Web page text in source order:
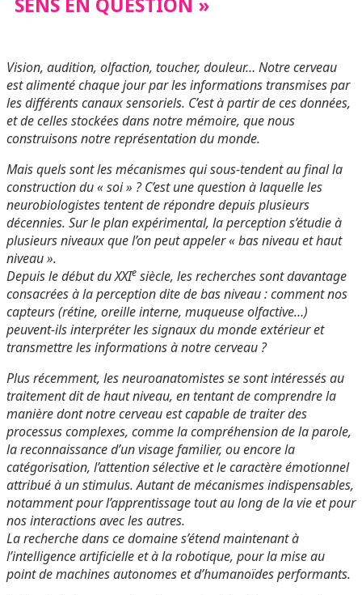
Vision, audition, olfaction, toucher, douleur… Notre cerveau
est alimenté chaque jour par les informations transmises par
les différents canaux sensoriels. C’est à partir de ces données,
et de celles stockées dans notre mémoire, que nous
construisons notre représentation du monde.
Mais quels sont les mécanismes qui sous-tendent au final la
construction du « soi » ? C’est une question à laquelle les
neurobiologistes tentent de répondre depuis plusieurs
décennies. Sur le plan expérimental, la perception s’étudie à
plusieurs niveaux que l’on peut appeler « bas niveau et haut
niveau ».
Depuis le début du XXIe siècle, les recherches sont davantage
consacrées à la perception dite de bas niveau : comment nos
capteurs (rétine, oreille interne, muqueuse olfactive…)
peuvent-ils interpréter les signaux du monde extérieur et
transmettre les informations à notre cerveau ?
Plus récemment, les neuroanatomistes se sont intéressés au
traitement dit de haut niveau, en tentant de comprendre la
manière dont notre cerveau est capable de traiter des
processus complexes, comme la compréhension de la parole,
la reconnaissance d’un visage familier, ou encore la
catégorisation, l’attention sélective et le caractère émotionnel
attribué à un stimulus. Autant de mécanismes indispensables,
notamment pour l’apprentissage tout au long de la vie et pour
nos interactions avec les autres.
La recherche dans ce domaine s’étend maintenant à
l’intelligence artificielle et à la robotique, pour la mise au
point de machines autonomes et d’humanoïdes performants.